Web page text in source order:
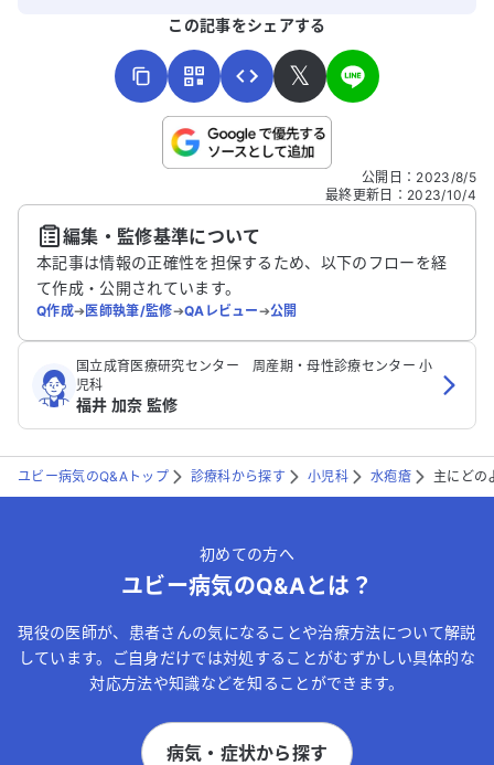
こちらは送信専用のフォームです。氏名やご自身の病気の詳細な
送信する
この記事をシェアする
𝕏
公開日 ： 2023/8/5
最終更新日 ： 2023/10/4
編集・監修基準について
本記事は情報の正確性を担保するため、以下のフローを経
て作成・公開されています。
Q作成➔医師執筆/監修➔QAレビュー➔公開
国立成育医療研究センター 周産期・母性診療センター 小
児科
福井 加奈 監修
ユビー病気のQ&Aトップ 診療科から探す 小児科 水疱瘡 主にどの
初めての方へ
ユビー病気のQ&Aとは？
現役の医師が、患者さんの気になることや治療方法について解説
しています。ご自身だけでは対処することがむずかしい具体的な
対応方法や知識などを知ることができます。
病気・症状から探す